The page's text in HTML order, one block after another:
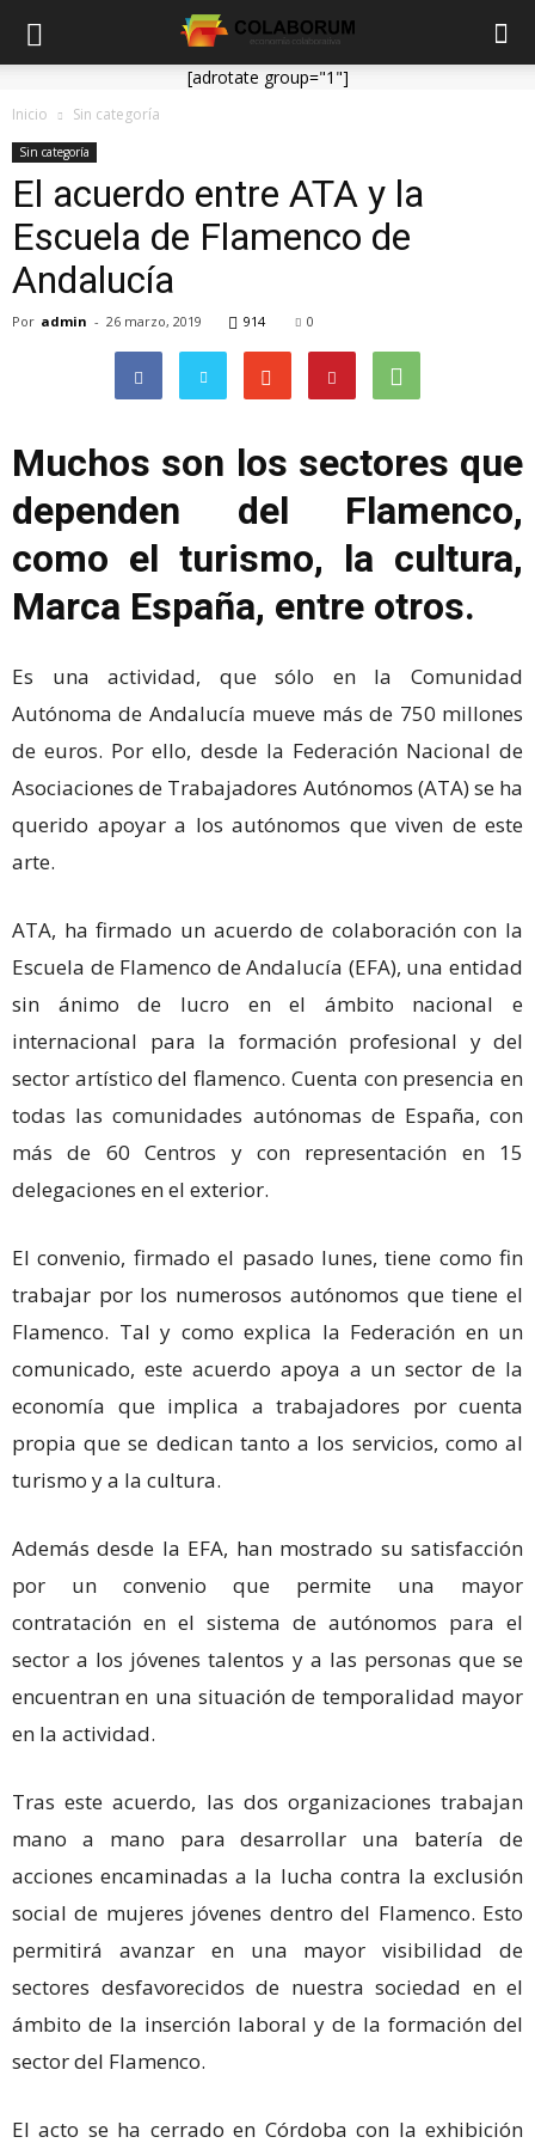
[adrotate group="1"]
Inicio Sin categoría
Sin categoría
El acuerdo entre ATA y la
Escuela de Flamenco de
Andalucía
Por admin - 26 marzo, 2019 914 0
Muchos son los sectores que
dependen del Flamenco,
como el turismo, la cultura,
Marca España, entre otros.
Es una actividad, que sólo en la Comunidad
Autónoma de Andalucía mueve más de 750 millones
de euros. Por ello, desde la Federación Nacional de
Asociaciones de Trabajadores Autónomos (ATA) se ha
querido apoyar a los autónomos que viven de este
arte.
ATA, ha firmado un acuerdo de colaboración con la
Escuela de Flamenco de Andalucía (EFA), una entidad
sin ánimo de lucro en el ámbito nacional e
internacional para la formación profesional y del
sector artístico del flamenco. Cuenta con presencia en
todas las comunidades autónomas de España, con
más de 60 Centros y con representación en 15
delegaciones en el exterior.
El convenio, firmado el pasado lunes, tiene como fin
trabajar por los numerosos autónomos que tiene el
Flamenco. Tal y como explica la Federación en un
comunicado, este acuerdo apoya a un sector de la
economía que implica a trabajadores por cuenta
propia que se dedican tanto a los servicios, como al
turismo y a la cultura.
Además desde la EFA, han mostrado su satisfacción
por un convenio que permite una mayor
contratación en el sistema de autónomos para el
sector a los jóvenes talentos y a las personas que se
encuentran en una situación de temporalidad mayor
en la actividad.
Tras este acuerdo, las dos organizaciones trabajan
mano a mano para desarrollar una batería de
acciones encaminadas a la lucha contra la exclusión
social de mujeres jóvenes dentro del Flamenco. Esto
permitirá avanzar en una mayor visibilidad de
sectores desfavorecidos de nuestra sociedad en el
ámbito de la inserción laboral y de la formación del
sector del Flamenco.
El acto se ha cerrado en Córdoba con la exhibición